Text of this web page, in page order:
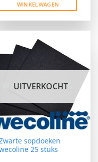
WINKELWAGEN
UITVERKOCHT
sopdoeken
25 stuks